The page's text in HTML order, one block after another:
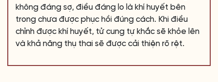
không đáng sợ, điều đáng lo là khí huyết bên
trong chưa được phục hồi đúng cách. Khi điều
chỉnh được khí huyết, tử cung tự khắc sẽ khỏe lên
và khả năng thụ thai sẽ được cải thiện rõ rệt.